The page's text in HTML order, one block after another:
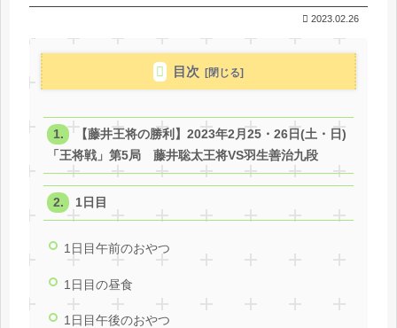
2023.02.26
目次
【藤井王将の勝利】2023年2月25・26日(土・日)
「王将戦」第5局 藤井聡太王将VS羽生善治九段
1日目
1日目午前のおやつ
1日目の昼食
1日目午後のおやつ